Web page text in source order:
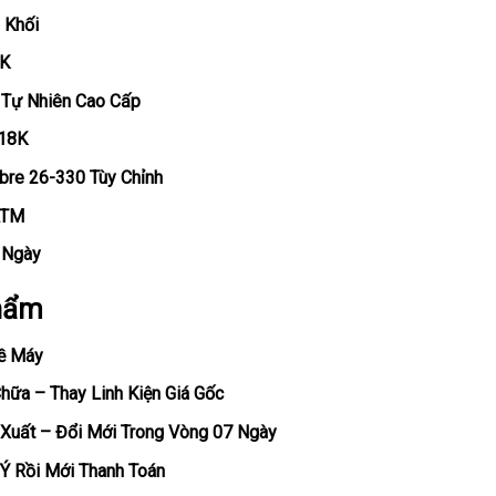
Khối
Nhiên Cao Cấp
26-330 Tùy Chỉnh
Máy
– Thay Linh Kiện Giá Gốc
– Đổi Mới Trong Vòng 07 Ngày
Rồi Mới Thanh Toán